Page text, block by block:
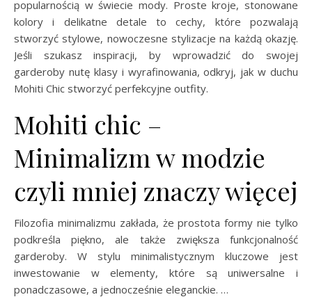
popularnością w świecie mody. Proste kroje, stonowane
kolory i delikatne detale to cechy, które pozwalają
stworzyć stylowe, nowoczesne stylizacje na każdą okazję.
Jeśli szukasz inspiracji, by wprowadzić do swojej
garderoby nutę klasy i wyrafinowania, odkryj, jak w duchu
Mohiti Chic stworzyć perfekcyjne outfity.
Mohiti chic –
Minimalizm w modzie
czyli mniej znaczy więcej
Filozofia minimalizmu zakłada, że prostota formy nie tylko
podkreśla piękno, ale także zwiększa funkcjonalność
garderoby. W stylu minimalistycznym kluczowe jest
inwestowanie w elementy, które są uniwersalne i
ponadczasowe, a jednocześnie eleganckie. …